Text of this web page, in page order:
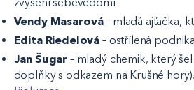
Vendy Masarová– mladá ajťačka,
Edita Riedelová – ostřílená
Jan Šugar – mladý chemik, který
doplňky s odkazem na Krušné